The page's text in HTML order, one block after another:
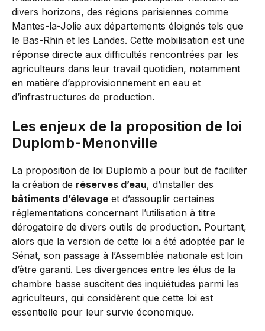
divers horizons, des régions parisiennes comme
Mantes-la-Jolie aux départements éloignés tels que
le Bas-Rhin et les Landes. Cette mobilisation est une
réponse directe aux difficultés rencontrées par les
agriculteurs dans leur travail quotidien, notamment
en matière d’approvisionnement en eau et
d’infrastructures de production.
Les enjeux de la proposition de loi
Duplomb-Menonville
La proposition de loi Duplomb a pour but de faciliter
la création de réserves d’eau, d’installer des
bâtiments d’élevage et d’assouplir certaines
réglementations concernant l’utilisation à titre
dérogatoire de divers outils de production. Pourtant,
alors que la version de cette loi a été adoptée par le
Sénat, son passage à l’Assemblée nationale est loin
d’être garanti. Les divergences entre les élus de la
chambre basse suscitent des inquiétudes parmi les
agriculteurs, qui considèrent que cette loi est
essentielle pour leur survie économique.